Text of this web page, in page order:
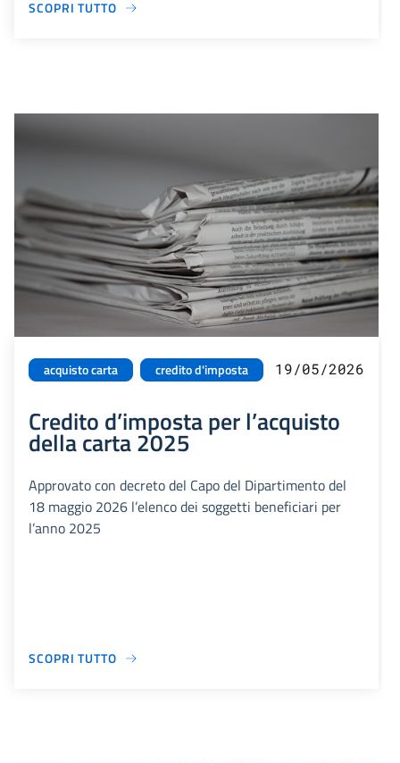
SCOPRI TUTTO
acquisto carta credito d'imposta 19/05/2026
Credito d’imposta per l’acquisto
della carta 2025
Approvato con decreto del Capo del Dipartimento del
18 maggio 2026 l’elenco dei soggetti beneficiari per
l’anno 2025
SCOPRI TUTTO